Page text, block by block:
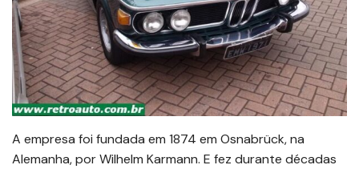
A empresa foi fundada em 1874 em Osnabrück, na
Alemanha, por Wilhelm Karmann. E fez durante décadas